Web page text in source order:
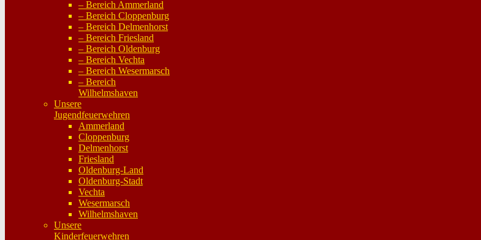
– Bereich Ammerland
– Bereich Cloppenburg
– Bereich Delmenhorst
– Bereich Friesland
– Bereich Oldenburg
– Bereich Vechta
– Bereich Wesermarsch
– Bereich
Wilhelmshaven
Unsere
Jugendfeuerwehren
Ammerland
Cloppenburg
Delmenhorst
Friesland
Oldenburg-Land
Oldenburg-Stadt
Vechta
Wesermarsch
Wilhelmshaven
Unsere
Kinderfeuerwehren